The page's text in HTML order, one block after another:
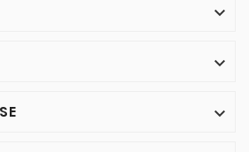


